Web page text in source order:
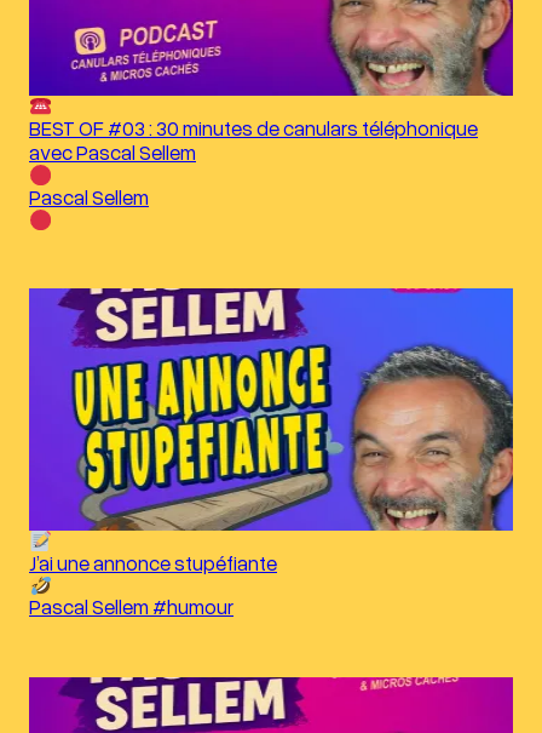
BEST OF #03 : 30 minutes de canulars téléphonique
avec Pascal Sellem
Pascal Sellem
J’ai une annonce stupéfiante
Pascal Sellem #humour